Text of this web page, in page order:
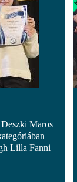
Maros
Lilla Fanni